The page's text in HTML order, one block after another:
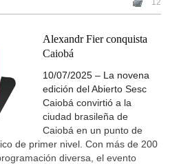
12
Alexandr Fier conquista
Caiobá
10/07/2025 – La novena
edición del Abierto Sesc
Caiobá convirtió a la
ciudad brasileña de
Caiobá en un punto de
de primer nivel. Con más de 200
diversa, el evento